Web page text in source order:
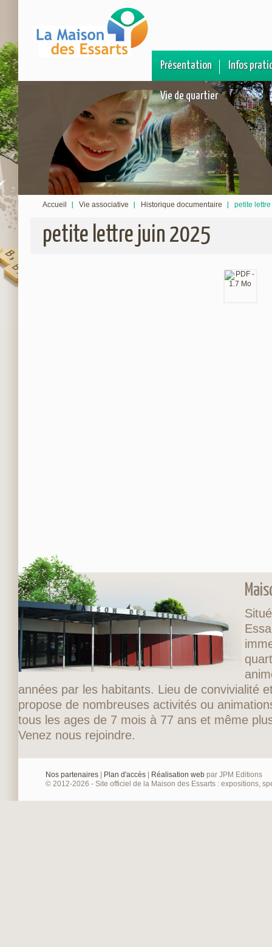
Présentation Infos
Vie de quartier
Accueil Vie associative Historique documentaire petite
petite lettre juin 2025
années par les habitants. Lieu de convivialité
propose de nombreuses activités ou
tous les ages de 7 mois à 77 ans et même
Venez nous rejoindre.
Nos partenaires Plan d'accès Réalisation web par JPM Editions
© 2012-2026 - Site officiel de la Maison des Essarts : expositions,